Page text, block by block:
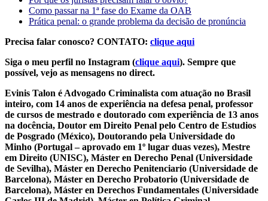
Como passar na 1ª fase do Exame da OAB
Prática penal: o grande problema da decisão de pronúncia
Precisa falar conosco? CONTATO: clique aqui
Siga o meu perfil no Instagram (clique aqui). Sempre que
possível, vejo as mensagens no direct.
Evinis Talon é Advogado Criminalista com atuação no Brasil
inteiro, com 14 anos de experiência na defesa penal, professor
de cursos de mestrado e doutorado com experiência de 13 anos
na docência, Doutor em Direito Penal pelo Centro de Estudios
de Posgrado (México), Doutorando pela Universidade do
Minho (Portugal – aprovado em 1º lugar duas vezes), Mestre
em Direito (UNISC), Máster en Derecho Penal (Universidade
de Sevilha), Máster en Derecho Penitenciario (Universidade de
Barcelona), Máster en Derecho Probatorio (Universidade de
Barcelona), Máster en Derechos Fundamentales (Universidade